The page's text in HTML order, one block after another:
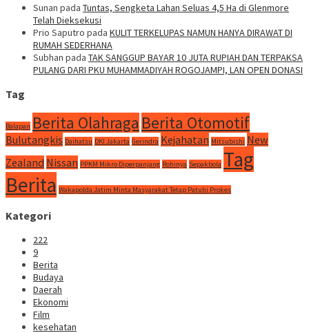
Sunan pada Tuntas, Sengketa Lahan Seluas 4,5 Ha di Glenmore
Telah Dieksekusi
Prio Saputro pada KULIT TERKELUPAS NAMUN HANYA DIRAWAT DI
RUMAH SEDERHANA
Subhan pada TAK SANGGUP BAYAR 10 JUTA RUPIAH DAN TERPAKSA
PULANG DARI PKU MUHAMMADIYAH ROGOJAMPI, LAN OPEN DONASI
Tag
Balapan Berita Olahraga Berita Otomotif
Bulutangkis Daihatsu DKI Jakarta Gerindra Kejahatan Mitsubishi New
Zealand Nissan PPKM Mikro Diperpanjang Rohinya Sepakbola Tag
Berita Wakapolda Jatim Minta Masyarakat Tetap Patuhi Prokes
Kategori
222
9
Berita
Budaya
Daerah
Ekonomi
Film
kesehatan